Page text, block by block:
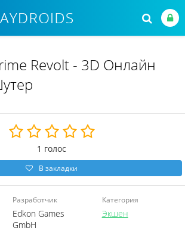
Revolt - 3D Онлайн
1 голос
В закладки
Разработчик
Edkon Games
GmbH
Категория
Экшен